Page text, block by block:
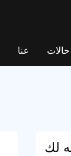
عنا حالات
لك